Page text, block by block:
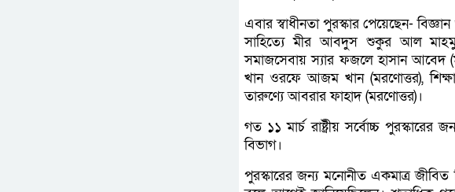
এবার স্বাধীনতা পুরস্কার পেয়েছেন-
সাহিত্যে মীর আবদুস শুকুর আল
সমাজসেবায় স্যার ফজলে হাসান আবেদ
খান ওরফে আজম খান (মরণোত্তর),
তারুণ্যে আবরার ফাহাদ (মরণোত্তর)।
গত ১১ মার্চ রাষ্ট্রীয় সর্বোচ্চ পুরস্কারের
বিভাগ।
পুরস্কারের জন্য মনোনীত একমাত্র জীবিত